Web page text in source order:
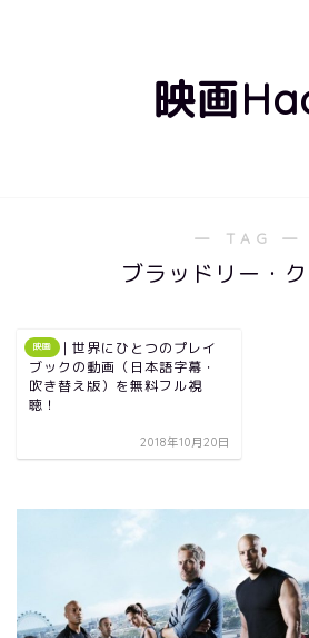
映画
― TAG ―
ブラッドリー・
映画
映画｜世界にひとつのプレイ
ブックの動画（日本語字幕・
吹き替え版）を無料フル視
聴！
2018年10月20日